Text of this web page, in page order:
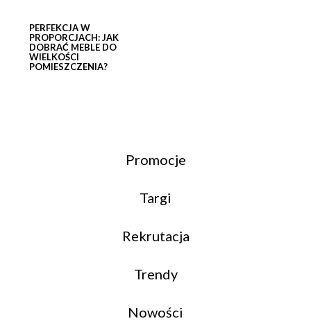
PERFEKCJA W
PROPORCJACH: JAK
DOBRAĆ MEBLE DO
WIELKOŚCI
POMIESZCZENIA?
Promocje
Targi
Rekrutacja
Trendy
Nowości